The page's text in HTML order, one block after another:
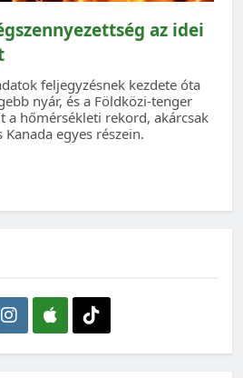
az idei
feljegyzésnek kezdete óta
nyár, és a Földközi-tenger
a hőmérsékleti rekord, akárcsak
Kanada egyes részein.